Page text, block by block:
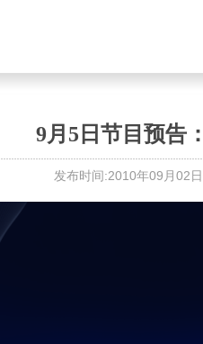
9月5日节目预告
发布时间:2010年09月02